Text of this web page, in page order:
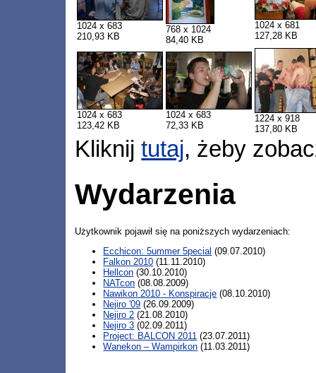
1024 x 683
210,93 KB
768 x 1024
84,40 KB
1024 x 681
127,28 KB
1024 x 683
123,42 KB
1024 x 683
72,33 KB
1224 x 918
137,80 KB
Kliknijtutaj, żeby
Wydarzenia
Użytkownik pojawił się na poniższych wydarzeniach:
Ecchicon: 5ummer 5pecial (09.07.2010)
Falkon 2010 (11.11.2010)
Hellcon (30.10.2010)
NATcon (08.08.2009)
Nawikon 2010 - Konspiracje (08.10.2010)
Nejiro '09 (26.09.2009)
Nejiro 2 (21.08.2010)
Nejiro 3 (02.09.2011)
Project: BALCON 2011 (23.07.2011)
Wanekon – Wampirkon (11.03.2011)